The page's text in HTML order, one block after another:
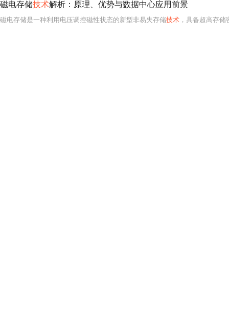
磁电存储技术解析：原理、优势与数据中心应用前景
磁电存储是一种利用电压调控磁性状态的新型非易失存储技术 ，具备超高存储密度、超低功耗、高速随机访问及高可靠性等优势。其核